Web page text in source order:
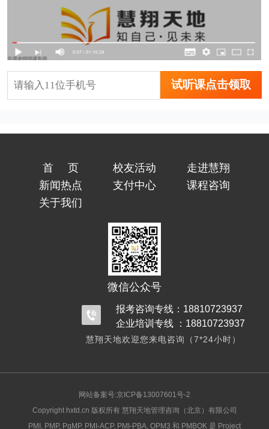
试听课点击领取
首页 校友活动
走进慧翔
新闻热点
支付中心
课程咨询
关于我们
微信公众号
报考咨询专线：18810723937
企业培训专线 ：18810723937
慧翔天地欢迎您来电咨询（7*24小时）
网站备案号:京ICP备13007601号-2
Copyright hxtd.cn 版权所有 慧翔天地管理咨询（北京）有限公司
PMI, PMP, PgMP, PMI-ACP, PMI-PBA, OPM3 和 PMBOK 是 Project